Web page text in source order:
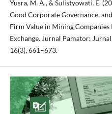
Yusra, M. A., & Sulistyowati, E.
Good Corporate Governance,
Firm Value in Mining Companies
Exchange. Jurnal Pamator:
16(3), 661–673.